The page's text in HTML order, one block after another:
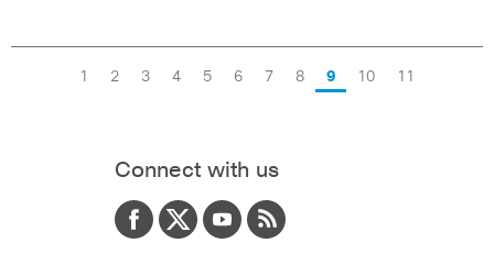
1 2 3 4 5 6 7 8 9 10 11
Connect with us